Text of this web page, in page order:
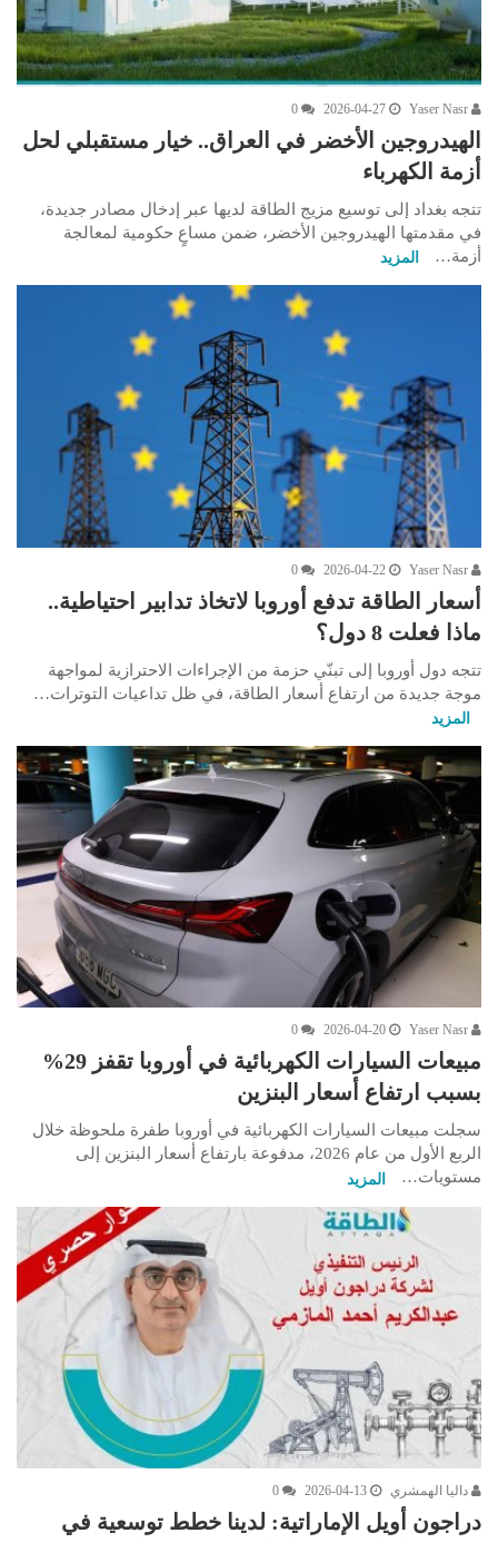
2026-04-27
0
الهيدروجين الأخضر في العراق.. خيار مستقبلي لحل
أزمة الكهرباء
تتجه بغداد إلى توسيع مزيج الطاقة لديها عبر إدخال مصادر جديدة،
في مقدمتها الهيدروجين الأخضر، ضمن مساعٍ حكومية لمعالجة
أزمة…
المزيد
2026-04-22
0
أسعار الطاقة تدفع أوروبا لاتخاذ تدابير احتياطية..
ماذا فعلت 8 دول؟
تتجه دول أوروبا إلى تبنّي حزمة من الإجراءات الاحترازية لمواجهة
موجة جديدة من ارتفاع أسعار الطاقة، في ظل تداعيات التوترات…
المزيد
2026-04-20
0
مبيعات السيارات الكهربائية في أوروبا تقفز 29%
بسبب ارتفاع أسعار البنزين
سجلت مبيعات السيارات الكهربائية في أوروبا طفرة ملحوظة خلال
الربع الأول من عام 2026، مدفوعة بارتفاع أسعار البنزين إلى
مستويات…
المزيد
داليا الهمشري 2026-04-13
0
دراجون أويل الإماراتية: لدينا خطط توسعية في